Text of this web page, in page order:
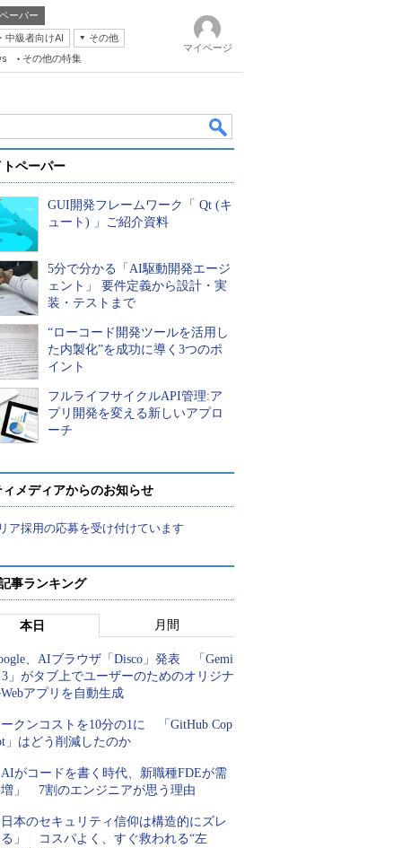
ーパー
中級者向けAI
その他
その他の特集
マイページ
ペーパー
GUI開発フレームワーク「 Qt (キ
ュート) 」ご紹介資料
5分で分かる「AI駆動開発エージ
ェント」 要件定義から設計・実
装・テストまで
“ローコード開発ツールを活用し
た内製化”を成功に導く3つのポ
イント
フルライフサイクルAPI管理:ア
プリ開発を変える新しいアプロ
ーチ
メディアからのお知らせ
ア採用の応募を受け付けています
事ランキング
本日 月間
、AIブラウザ「Disco」発表 「Gemi
」がタブ上でユーザーのためのオリジナ
アプリを自動生成
クンコストを10分の1に 「GitHub Cop
」はどう削減したのか
がコードを書く時代、新職種FDEが需
」 7割のエンジニアが思う理由
本のセキュリティ信仰は構造的にズレ
」 コスパよく、すぐ救われる“左